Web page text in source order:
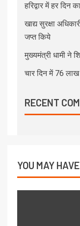
हरिद्वार में हर दिन
खाद्य सुरक्षा
जप्त किये
मुख्यमंत्री धामी ने
चार दिन में 76
RECENT
YOU MAY